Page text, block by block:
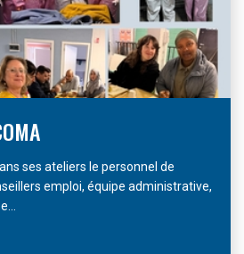
ses ateliers le personnel de
emploi, équipe administrative,